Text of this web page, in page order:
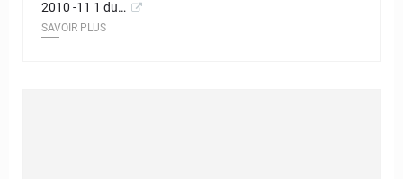
2010 -11 1 du…
SAVOIR PLUS